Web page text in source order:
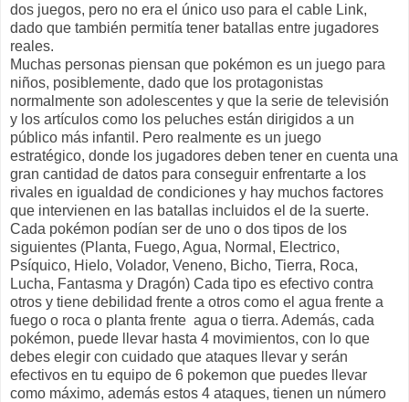
dos juegos, pero no era el único uso para el cable Link,
dado que también permitía tener batallas entre jugadores
reales.
Muchas personas piensan que pokémon es un juego para
niños, posiblemente, dado que los protagonistas
normalmente son adolescentes y que la serie de televisión
y los artículos como los peluches están dirigidos a un
público más infantil. Pero realmente es un juego
estratégico, donde los jugadores deben tener en cuenta una
gran cantidad de datos para conseguir enfrentarte a los
rivales en igualdad de condiciones y hay muchos factores
que intervienen en las batallas incluidos el de la suerte.
Cada pokémon podían ser de uno o dos tipos de los
siguientes (Planta, Fuego, Agua, Normal, Electrico,
Psíquico, Hielo, Volador, Veneno, Bicho, Tierra, Roca,
Lucha, Fantasma y Dragón) Cada tipo es efectivo contra
otros y tiene debilidad frente a otros como el agua frente a
fuego o roca o planta frente agua o tierra. Además, cada
pokémon, puede llevar hasta 4 movimientos, con lo que
debes elegir con cuidado que ataques llevar y serán
efectivos en tu equipo de 6 pokemon que puedes llevar
como máximo, además estos 4 ataques, tienen un número